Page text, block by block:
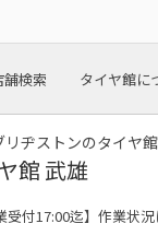
舗検索 タイヤ館に
ヂストンのタイヤ
館 武雄
付17:00迄】作業状